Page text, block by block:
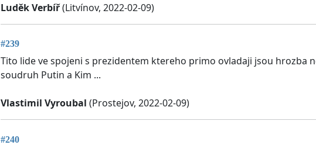
Luděk Verbíř(Litvínov, 2022-02-09)
#239
Tito lide ve spojeni s prezidentem ktereho primo ovladaji jsou hrozba
soudruh Putin a Kim ...
Vlastimil Vyroubal (Prostejov, 2022-02-09)
#240